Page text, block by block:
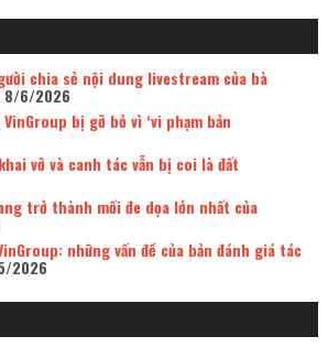
chia sẻ nội dung livestream của bà
6/2026
bị gỡ bỏ vì ‘vi phạm bản
vỡ và canh tác vẫn bị coi là đất
trở thành mối đe dọa lớn nhất của
những vấn đề của bản đánh giá tác
2026